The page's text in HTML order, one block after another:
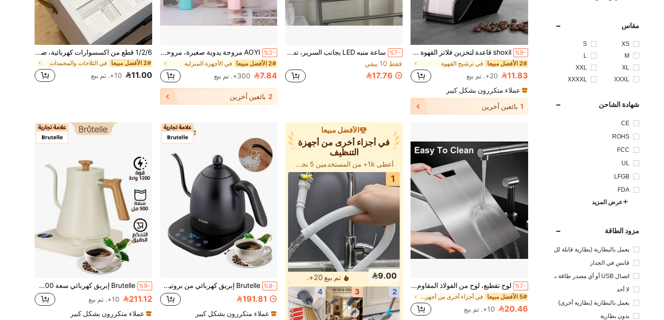
مقاس
XS
S
M
L
XL
XXL
XXXL
XXXXL
شهادة الشاحن
CE
ROHS
FCC
UL
LFGB
FDA
عرض المزيد
مزود الطاقة
يعمل بالبطارية (بطارية قابلة لل
قابس في الجدار
اتصال USB أو أي مصدر طاقة ت
يار مستمر آخر
لا أحد
يعمل بالبطارية (بطارية أخرى)
بدون بطارية
%9- shoxil قاعدة لتخزين فلاتر القهوة 1 قطعة، مكان تخزين فلاتر القهوة بغطاء واقي من الغبار، رف موزع لورق الفلاتر، صندوق لفلاتر القهوة للمكتب، المنزل أو المقهى، مع سعة 200 قطعة من الفلاتر المخروطية والحرف V
2# الأفضل مبيعا في ترشيح القهوة
11.83 20+. تم بيع
عملاء متكررون بشكل كبير
1 بائعين آخرين
%7-
ساعة منبه LED بجانب السرير، تدعم تنسيق الساعة 12/24 ساعة، إمداد طاقة مزدوج ببطارية وتوصيل كهربائي. قطعة فنية لديكور المنزل، مناسبة لغرفة النوم والمكتب، وكذلك كهدية لعيد الميلاد وعيد الشكر وعيد الأم
فقط 10 بيقي
17.76
%2- AOYI مروحة يدوية صغيرة، مروحة تجفيف رموش تعمل بالبطارية، مروحة يدوية شخصية، ضروريات الصيف، تشغيل/إيقاف بضغطة زر واحدة، للمكتب والسيارة والمدرسة والشاطئ والتخييم والتسوق (البطاريات غير مشمولة)
2# الأفضل مبيعا في الأجهزة المنزلية
7.84 300+. تم بيع
2 بائعين آخرين
1/2/6 قطع من اكسسوارات كهربائية، صندوق تخزين للثلاجة، مخزن منفصل بدون رائحة، تخزين للمطاعم
2# الأفضل مبيعا في الثلاجات والمجمدات
11.00 10+. تم بيع
%7- لوح تقطيع، لوح من الفولاذ المقاوم للصدأ السميك، أداة مطبخ متعددة الوظائف سهلة التنظيف، مناسبة لتقطيع الفاكهة والخضروات واللحوم الطازجة، إكسسوار تحضير منزلي لتحضير الطعام اليومي
5# الأفضل مبيعا في أجزاء أخرى من أجهزة المطبخ
20.46 10+. تم بيع
الأفضل مبيعا
في أجزاء أخرى من أجهزة
التنظيف
أعطى 1k+ من المستخدمين 5 نجوم
1
9.00
تم بيع 20+.
2
3
4
%8- Brutelle إبريق كهربائي من بروتيل بشاشة رقمية، تحكم في درجة الحرارة، سخان سريع 1200 واط، سعة 0.8 لتر، الحفاظ على الحرارة تلقائيًا، من الفولاذ المقاوم للصدأ، مناسب للمنزل والمكتب والفندق
191.81
عملاء متكررون بشكل كبير
%9- Brutelle إبريق كهربائي سعة 900 مل، تصميم عنق البجعة، استشعار درجة الحرارة، تسخين سريع 1200 واط، إيقاف تلقائي، إبقاء دافئ بلمسة واحدة، من الفولاذ المقاوم للصدأ، أبيض، مناسب للمطبخ المنزلي وركن القهوة
211.12 10+. تم بيع
عملاء متكررون بشكل كبير